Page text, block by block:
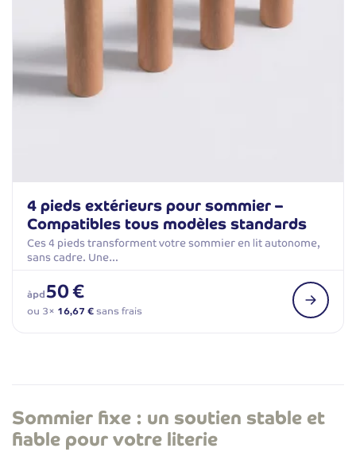
4 pieds extérieurs pour sommier –
Compatibles tous modèles standards
Ces 4 pieds transforment votre sommier en lit autonome,
sans cadre. Une…
àpd50 €
ou 3× 16,67 €sans frais
Sommier fixe : un soutien stable et
fiable pour votre literie